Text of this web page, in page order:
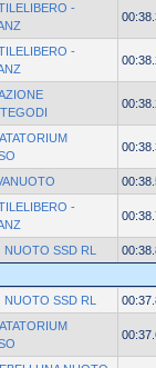
-
-
-
NUOTO SSD RL
NUOTO SSD RL